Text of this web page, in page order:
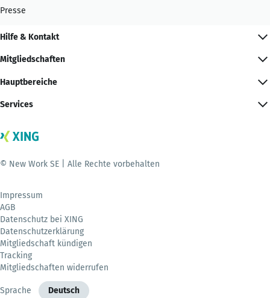
Presse
Hilfe & Kontakt
Mitgliedschaften
Hauptbereiche
Services
© New Work SE | Alle Rechte vorbehalten
Impressum
AGB
Datenschutz bei XING
Datenschutzerklärung
Mitgliedschaft kündigen
Tracking
Mitgliedschaften widerrufen
Sprache Deutsch